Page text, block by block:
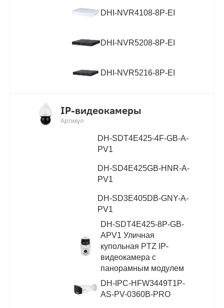
DHI-NVR4108-8P-EI
DHI-NVR5208-8P-EI
DHI-NVR5216-8P-EI
IP-видеокамеры
Артикул
DH-SDT4E425-4F-GB-A-
PV1
DH-SD4E425GB-HNR-A-
PV1
DH-SD3E405DB-GNY-A-
PV1
DH-SDT4E425-8P-GB-
APV1 Уличная
купольная PTZ IP-
видеокамера с
панорамным модулем
DH-IPC-HFW3449T1P-
AS-PV-0360B-PRO